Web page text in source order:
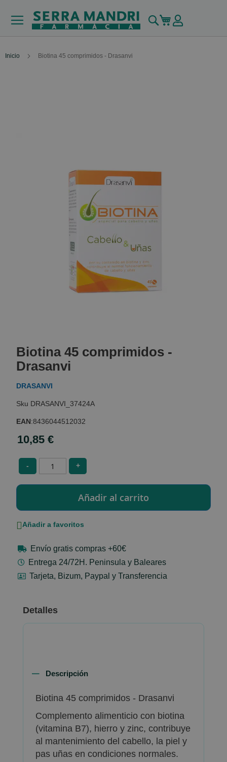
Buscar
Mi carrito
Inicio Biotina 45 comprimidos - Drasanvi
the
beginning
of
the
gallery
Biotina 45 comprimidos -
Drasanvi
DRASANVI
DRASANVI_37424A
EAN:8436044512032
10,85 €
- +
Añadir a favoritos
Envío gratis compras +60€
Entrega 24/72H. Peninsula y Baleares
Tarjeta, Bizum, Paypal y Transferencia
Detalles
Descripción
Biotina 45 comprimidos - Drasanvi
Complemento alimenticio con biotina
(vitamina B7), hierro y zinc, contribuye
al mantenimiento del cabello, la piel y
pas uñas en condiciones normales.